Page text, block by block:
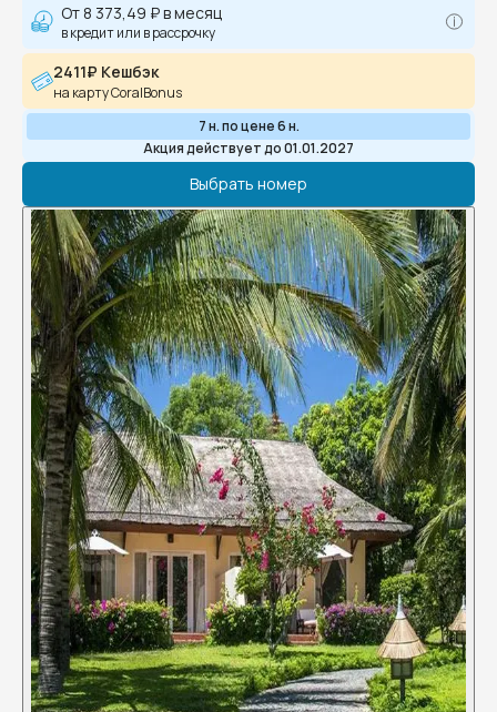
От 8 373,49 ₽в месяц
в кредит или в рассрочку
2411₽ Кешбэк
на карту CoralBonus
7 н. по цене 6 н.
Акция действует до 01.01.2027
Выбрать номер